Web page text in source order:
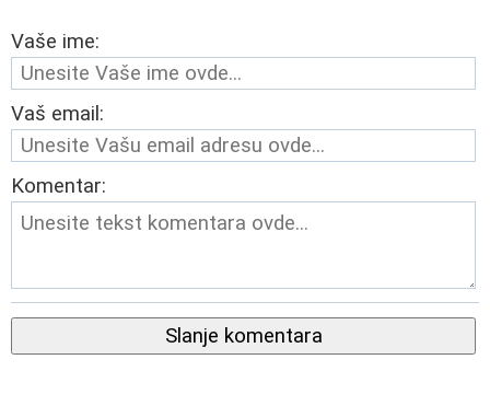
Vaše ime:
Vaš email:
Komentar:
Slanje komentara